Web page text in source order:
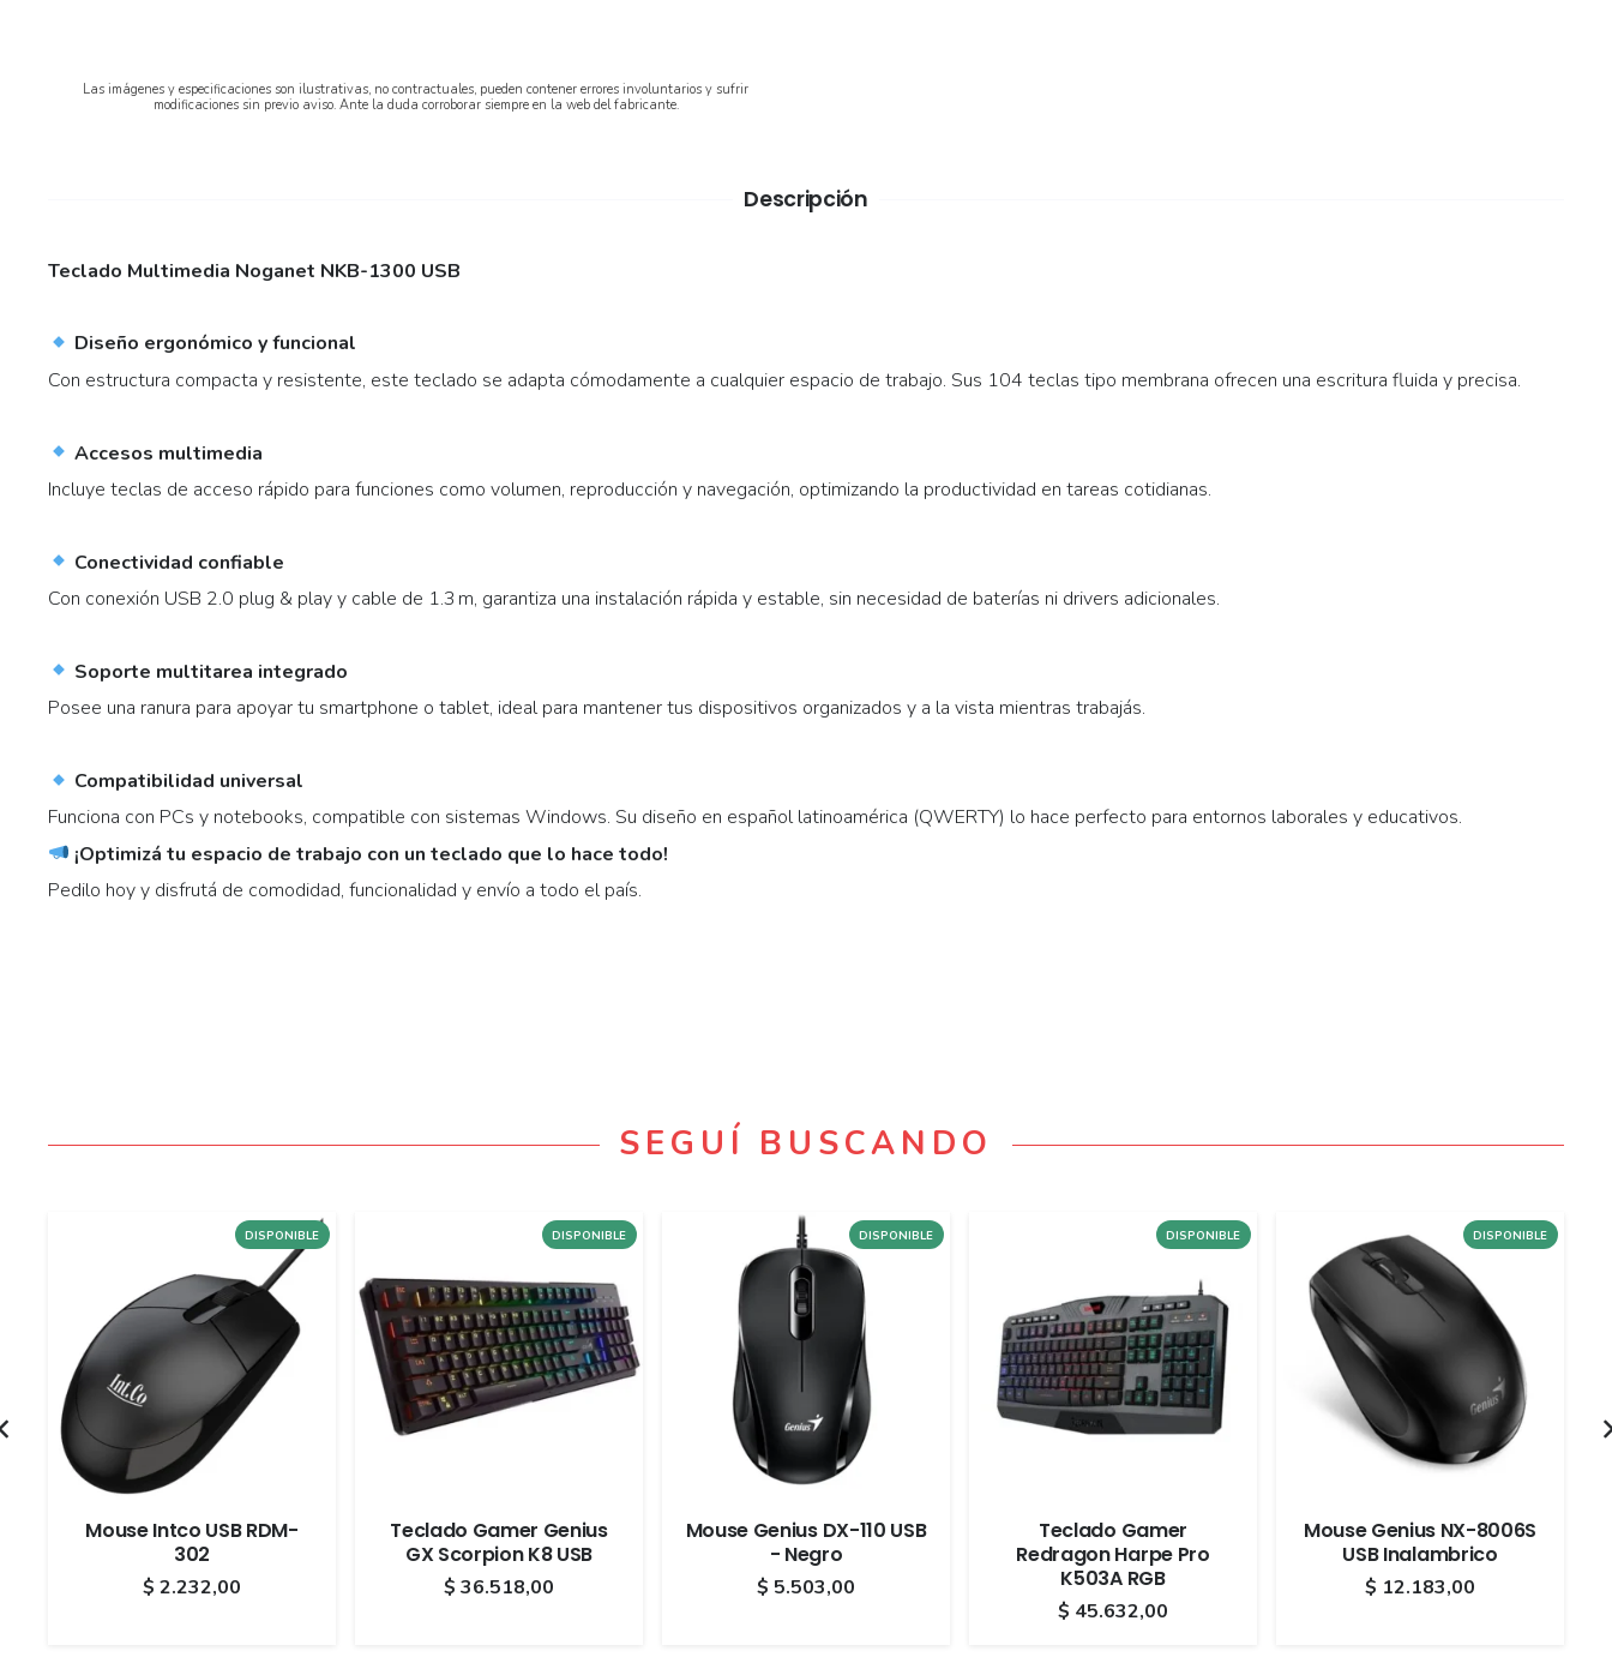
Las imágenes y especificaciones son ilustrativas, no contractuales, pueden contener errores involuntarios y sufrir
modificaciones sin previo aviso. Ante la duda corroborar siempre en la web del fabricante.
Descripción
Teclado Multimedia Noganet NKB-1300 USB
Diseño ergonómico y funcional
Con estructura compacta y resistente, este teclado se adapta cómodamente a cualquier espacio de trabajo. Sus 104 teclas tipo membrana ofrecen una escritura fluida y precisa.
Accesos multimedia
Incluye teclas de acceso rápido para funciones como volumen, reproducción y navegación, optimizando la productividad en tareas cotidianas.
Conectividad confiable
Con conexión USB 2.0 plug & play y cable de 1.3 m, garantiza una instalación rápida y estable, sin necesidad de baterías ni drivers adicionales.
Soporte multitarea integrado
Posee una ranura para apoyar tu smartphone o tablet, ideal para mantener tus dispositivos organizados y a la vista mientras trabajás.
Compatibilidad universal
Funciona con PCs y notebooks, compatible con sistemas Windows. Su diseño en español latinoamérica (QWERTY) lo hace perfecto para entornos laborales y educativos.
¡Optimizá tu espacio de trabajo con un teclado que lo hace todo!
Pedilo hoy y disfrutá de comodidad, funcionalidad y envío a todo el país.
SEGUÍ BUSCANDO
DISPONIBLE
Mouse Intco USB RDM-
302
$ 2.232,00
DISPONIBLE
Teclado Gamer Genius
GX Scorpion K8 USB
$ 36.518,00
DISPONIBLE
Mouse Genius DX-110 USB
- Negro
$ 5.503,00
DISPONIBLE
Teclado Gamer
Redragon Harpe Pro
K503A RGB
$ 45.632,00
DISPONIBLE
Mouse Genius NX-8006S
USB Inalambrico
$ 12.183,00